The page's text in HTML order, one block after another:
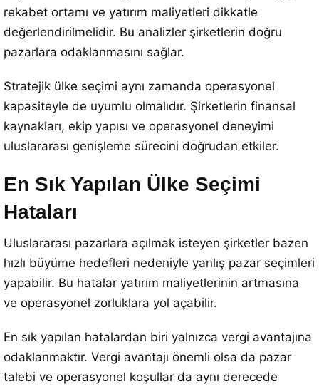
rekabet ortamı ve yatırım maliyetleri dikkatle
değerlendirilmelidir. Bu analizler şirketlerin doğru
pazarlara odaklanmasını sağlar.
Stratejik ülke seçimi aynı zamanda operasyonel
kapasiteyle de uyumlu olmalıdır. Şirketlerin finansal
kaynakları, ekip yapısı ve operasyonel deneyimi
uluslararası genişleme sürecini doğrudan etkiler.
En Sık Yapılan Ülke Seçimi
Hataları
Uluslararası pazarlara açılmak isteyen şirketler bazen
hızlı büyüme hedefleri nedeniyle yanlış pazar seçimleri
yapabilir. Bu hatalar yatırım maliyetlerinin artmasına
ve operasyonel zorluklara yol açabilir.
En sık yapılan hatalardan biri yalnızca vergi avantajına
odaklanmaktır. Vergi avantajı önemli olsa da pazar
talebi ve operasyonel koşullar da aynı derecede